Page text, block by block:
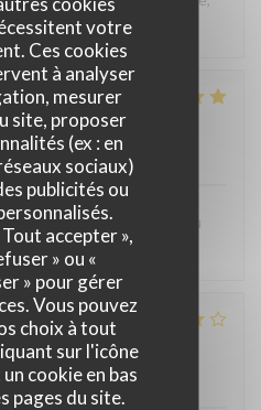
votre
Ces cookies
à analyser
mesurer
site, proposer
(ex : en
sociaux)
publicités ou
accepter »,
» ou «
» pour gérer
Vous pouvez
choix à tout
sur l'icône
cookie en bas
pages du site.
2
: 5/5 Qualité / Prix
locaux, l'accueil et au
2
: 4/5 Qualité / Prix